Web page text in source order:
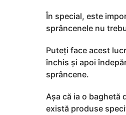
În special, este
sprâncenele nu
Puteți face acest
închis și apoi
sprâncene.
Așa că ia o baghetă
există produse